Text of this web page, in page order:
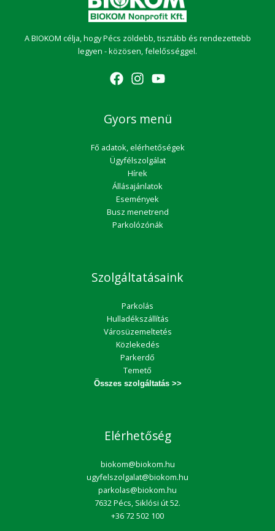
A BIOKOM célja, hogy Pécs zöldebb, tisztább és rendezettebb
legyen - közösen, felelősséggel.
Gyors menü
Fő adatok, elérhetőségek
Ügyfélszolgálat
Hírek
Állásajánlatok
Események
Busz menetrend
Parkolózónák
Szolgáltatásaink
Parkolás
Hulladékszállítás
Városüzemeltetés
Közlekedés
Parkerdő
Temető
Összes szolgáltatás >>
Elérhetőség
biokom@biokom.hu
ugyfelszolgalat@biokom.hu
parkolas@biokom.hu
7632 Pécs, Siklósi út 52.
+36 72 502 100